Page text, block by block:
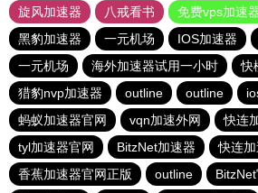
旋风加速器
八戒看书
免费vps加速
黑豹加速器
一元机场 IOS加速器
一元机场
海外加速器试用一小时
快
猎豹nvp加速器
outline outline
蚂蚁加速器官网
vqn加速外网
快连
tyl加速器官网
BitzNet加速器 快连
香蕉加速器官网正版
outline